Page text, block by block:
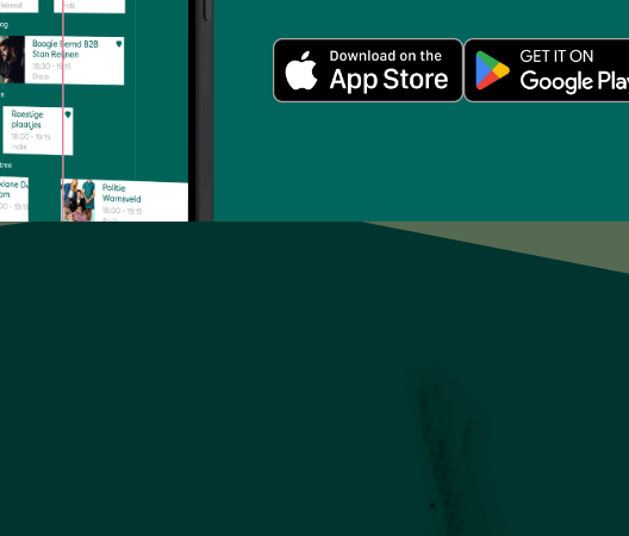
Full program